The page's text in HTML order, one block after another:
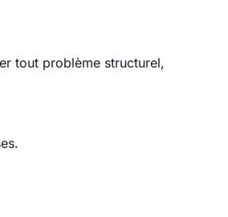
tout problème structurel,